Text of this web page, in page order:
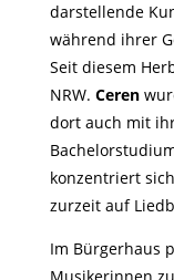
darstellende
während ihrer
Seit diesem
NRW. Ceren
dort auch mit
konzentriert
zurzeit auf
Im Bürgerhaus